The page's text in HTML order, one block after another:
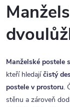
Manželské postele
kteří hledajíčistý
postele v prostoru.
stěnu a zároveň